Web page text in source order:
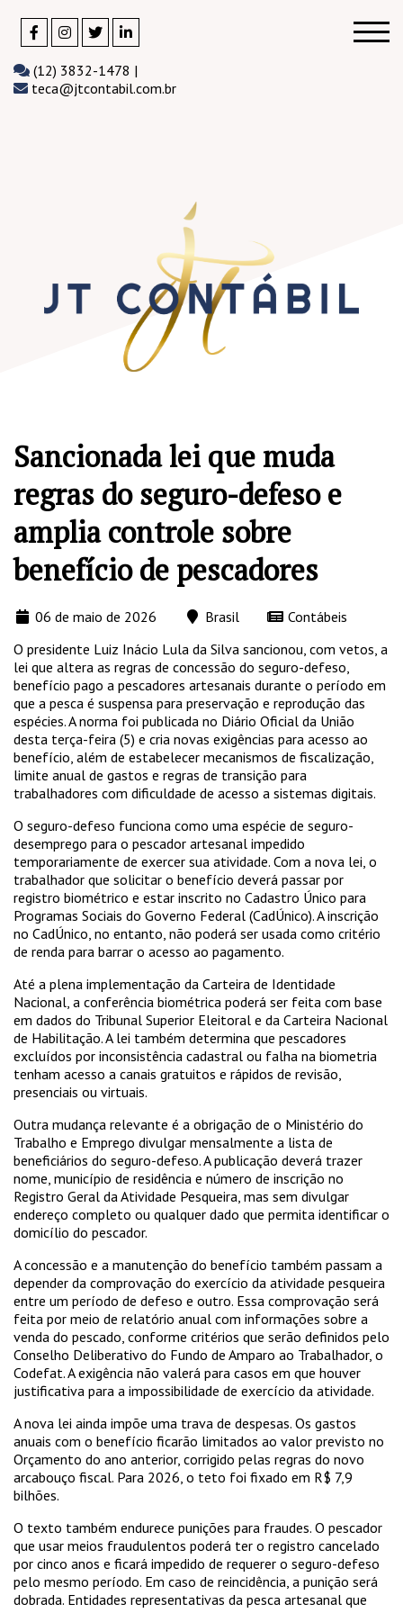
(12) 3832-1478 |
teca@jtcontabil.com.br
Sancionada lei que muda
regras do seguro-defeso e
amplia controle sobre
benefício de pescadores
06 de maio de 2026 Brasil
Contábeis
O presidente Luiz Inácio Lula da Silva sancionou, com vetos, a
lei que altera as regras de concessão do seguro-defeso,
benefício pago a pescadores artesanais durante o período em
que a pesca é suspensa para preservação e reprodução das
espécies. A norma foi publicada no Diário Oficial da União
desta terça-feira (5) e cria novas exigências para acesso ao
benefício, além de estabelecer mecanismos de fiscalização,
limite anual de gastos e regras de transição para
trabalhadores com dificuldade de acesso a sistemas digitais.
O seguro-defeso funciona como uma espécie de seguro-
desemprego para o pescador artesanal impedido
temporariamente de exercer sua atividade. Com a nova lei, o
trabalhador que solicitar o benefício deverá passar por
registro biométrico e estar inscrito no Cadastro Único para
Programas Sociais do Governo Federal (CadÚnico). A inscrição
no CadÚnico, no entanto, não poderá ser usada como critério
de renda para barrar o acesso ao pagamento.
Até a plena implementação da Carteira de Identidade
Nacional, a conferência biométrica poderá ser feita com base
em dados do Tribunal Superior Eleitoral e da Carteira Nacional
de Habilitação. A lei também determina que pescadores
excluídos por inconsistência cadastral ou falha na biometria
tenham acesso a canais gratuitos e rápidos de revisão,
presenciais ou virtuais.
Outra mudança relevante é a obrigação de o Ministério do
Trabalho e Emprego divulgar mensalmente a lista de
beneficiários do seguro-defeso. A publicação deverá trazer
nome, município de residência e número de inscrição no
Registro Geral da Atividade Pesqueira, mas sem divulgar
endereço completo ou qualquer dado que permita identificar o
domicílio do pescador.
A concessão e a manutenção do benefício também passam a
depender da comprovação do exercício da atividade pesqueira
entre um período de defeso e outro. Essa comprovação será
feita por meio de relatório anual com informações sobre a
venda do pescado, conforme critérios que serão definidos pelo
Conselho Deliberativo do Fundo de Amparo ao Trabalhador, o
Codefat. A exigência não valerá para casos em que houver
justificativa para a impossibilidade de exercício da atividade.
A nova lei ainda impõe uma trava de despesas. Os gastos
anuais com o benefício ficarão limitados ao valor previsto no
Orçamento do ano anterior, corrigido pelas regras do novo
arcabouço fiscal. Para 2026, o teto foi fixado em R$ 7,9
bilhões.
O texto também endurece punições para fraudes. O pescador
que usar meios fraudulentos poderá ter o registro cancelado
por cinco anos e ficará impedido de requerer o seguro-defeso
pelo mesmo período. Em caso de reincidência, a punição será
dobrada. Entidades representativas da pesca artesanal que